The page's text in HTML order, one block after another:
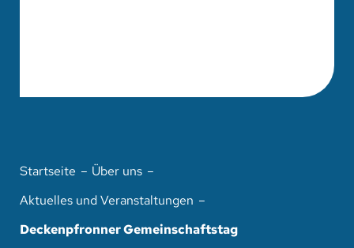
Startseite
Über uns
Aktuelles und Veranstaltungen
Deckenpfronner Gemeinschaftstag